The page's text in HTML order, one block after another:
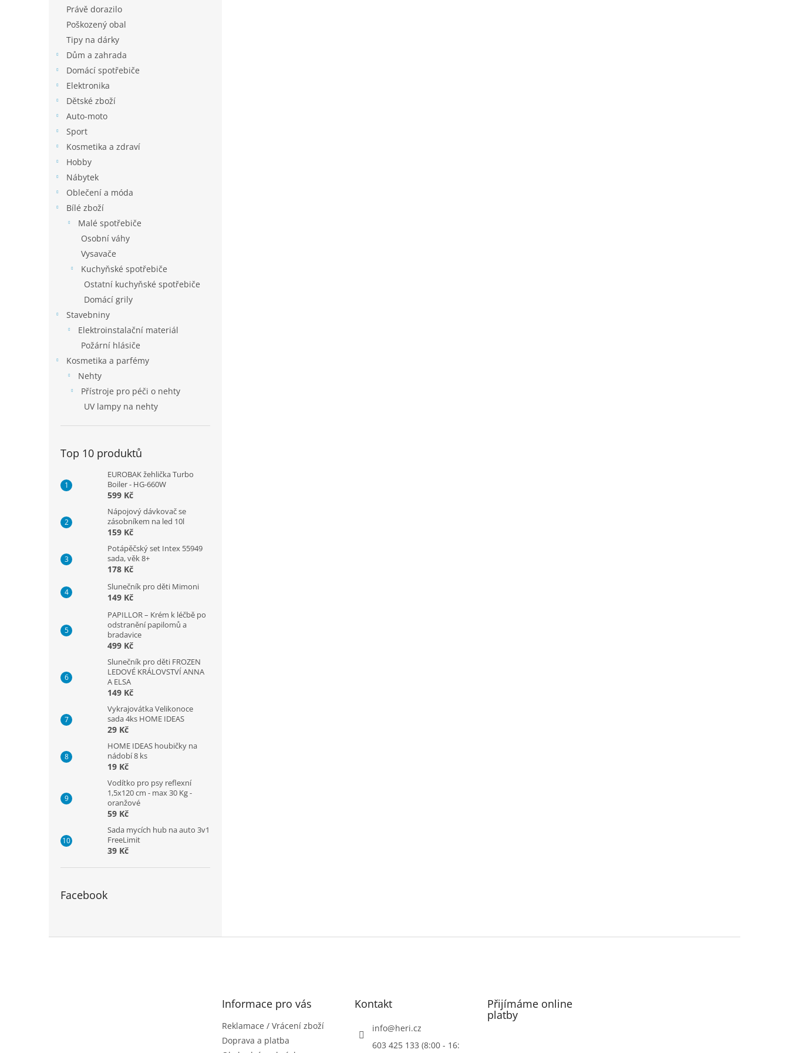
Právě dorazilo
Poškozený obal
Tipy na dárky
Dům a zahrada
Domácí spotřebiče
Elektronika
Dětské zboží
Auto-moto
Sport
Kosmetika a zdraví
Hobby
Nábytek
Oblečení a móda
Bílé zboží
Malé spotřebiče
Osobní váhy
Vysavače
Kuchyňské spotřebiče
Ostatní kuchyňské spotřebiče
Domácí grily
Stavebniny
Elektroinstalační materiál
Požární hlásiče
Kosmetika a parfémy
Nehty
Přístroje pro péči o nehty
UV lampy na nehty
Top 10 produktů
EUROBAK žehlička Turbo
Boiler - HG-660W
599 Kč
Nápojový dávkovač se
zásobníkem na led 10l
159 Kč
Potápěčský set Intex 55949
sada, věk 8+
178 Kč
Slunečník pro děti Mimoni
149 Kč
PAPILLOR – Krém k léčbě po
odstranění papilomů a
bradavice
499 Kč
Slunečník pro děti FROZEN
LEDOVÉ KRÁLOVSTVÍ ANNA
A ELSA
149 Kč
Vykrajovátka Velikonoce
sada 4ks HOME IDEAS
29 Kč
HOME IDEAS houbičky na
nádobí 8 ks
19 Kč
Vodítko pro psy reflexní
1,5x120 cm - max 30 Kg -
oranžové
59 Kč
Sada mycích hub na auto 3v1
FreeLimit
39 Kč
Facebook
Informace pro vás
Reklamace / Vrácení zboží
Doprava a platba
Kontakt
info@heri.cz
603 425 133 (8:00 - 16:
Přijímáme online
platby